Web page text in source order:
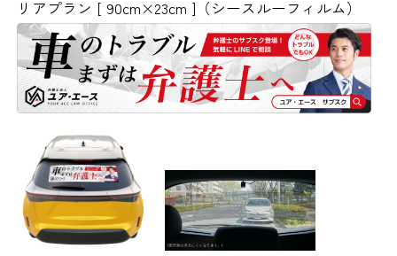
リアプラン [ 90cm×23cm ] （シースルーフィルム）